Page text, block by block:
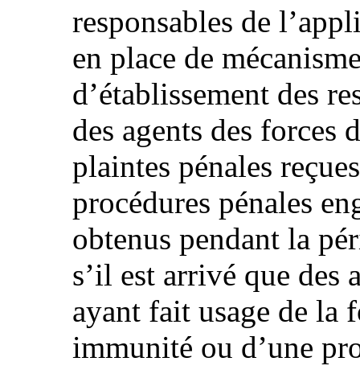
responsables de
en place de
d’établissement des
des agents des forces
plaintes pénales
procédures pénales
obtenus pendant la
s’il est arrivé que des
ayant fait usage de la
immunité ou d’une